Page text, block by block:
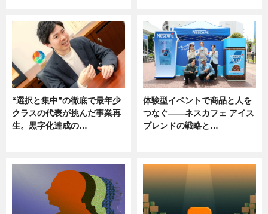
“選択と集中”の徹底で最年少
クラスの代表が挑んだ事業再
生。黒字化達成の…
体験型イベントで商品と人を
つなぐ――ネスカフェ アイス
ブレンドの戦略と…